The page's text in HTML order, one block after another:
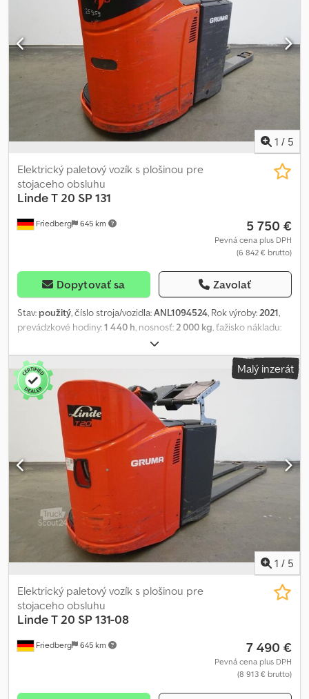
driver (ovládanie jednou rukou) - LSP 0,6
1 / 5
Friedberg 645 km
Elektrický paletový vozík s plošinou pre
stojaceho obsluhu
LindeT 20 SP 131
5 750 €
Pevná cena plus DPH
(6 842 € brutto)
Dopytovať sa Zavolať
Stav: použitý, číslo stroja/vozidla:ANL1094524, Rok výroby:2021,
prevádzkové hodiny:1 440 h, nosnosť:2 000 kg, ťažisko nákladu:
375 Ach
nosiča vidlíc:520 mm, dĺžka vidlíc:1 150 mm, pohotovostná
hmotnosť:
, celková šírka:790 mm,
palivo: elektrina, - Aquamatic na batériu - Vozidlová zástrčka REMA
160A - Vertikálna výmena batérie - Vidlicová verzia 520 - 1150 mm -
Držiak s písacou doskou - Kontrola prístupu: kľúčový spínač - Plne
odpružené pracovisko Credpfx Adsy Eirmjtjf - LSP 0,6
Malý inzerát
1 / 5
Friedberg 645 km
Elektrický paletový vozík s plošinou pre
stojaceho obsluhu
LindeT 20 SP 131-08
7 490 €
Pevná cena plus DPH
(8 913 € brutto)